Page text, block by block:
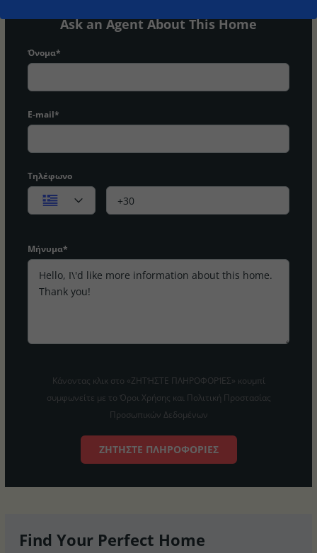
Ask an Agent About This Home
Όνομα*
E-mail*
Τηλέφωνο
Μήνυμα*
Κάνοντας κλικ στο «ΖΗΤΉΣΤΕ ΠΛΗΡΟΦΟΡΊΕΣ» κουμπί
συμφωνείτε με το Όροι Χρήσης και Πολιτική Προστασίας
Προσωπικών Δεδομένων
ΖΗΤΉΣΤΕ ΠΛΗΡΟΦΟΡΊΕΣ
Find Your Perfect Home